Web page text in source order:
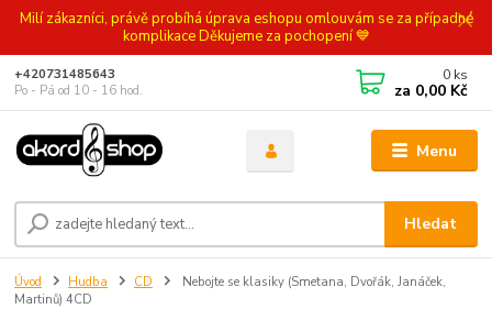
Milí zákazníci, právě probíhá úprava eshopu omlouvám se za případné
komplikace Děkujeme za pochopení 💙
Menu
Hledat
+420731485643
Po - Pá od 10 - 16 hod.
0 ks
za 0,00 Kč
Úvod Hudba CD
Nebojte se klasiky (Smetana, Dvořák, Janáček,
Martinů) 4CD